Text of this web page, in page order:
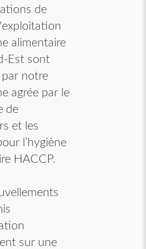
de
alimentaire
Est sont
par notre
agrée par le
de
et les
l’hygiène
HACCP.
sur une